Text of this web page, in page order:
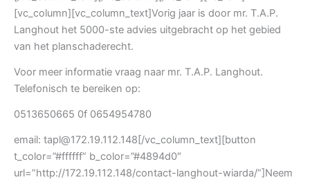
[vc_column][vc_column_text]Vorig jaar is door mr. T.A.P.
Langhout het 5000-ste advies uitgebracht op het gebied
van het planschaderecht.
Voor meer informatie vraag naar mr. T.A.P. Langhout.
Telefonisch te bereiken op:
0513650665 0f 0654954780
email: tapl@172.19.112.148[/vc_column_text][button
t_color=”#ffffff” b_color=”#4894d0″
url=”http://172.19.112.148/contact-langhout-wiarda/”]Neem